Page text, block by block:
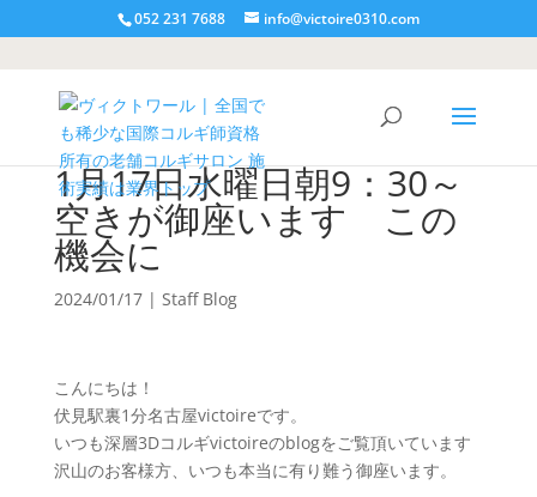
052 231 7688 info@victoire0310.com
1月17日水曜日朝9：30～
空きが御座います この
機会に
2024/01/17| Staff Blog
こんにちは！
伏見駅裏1分名古屋victoireです。
いつも深層3Dコルギvictoireのblogをご覧頂いています
沢山のお客様方、いつも本当に有り難う御座います。